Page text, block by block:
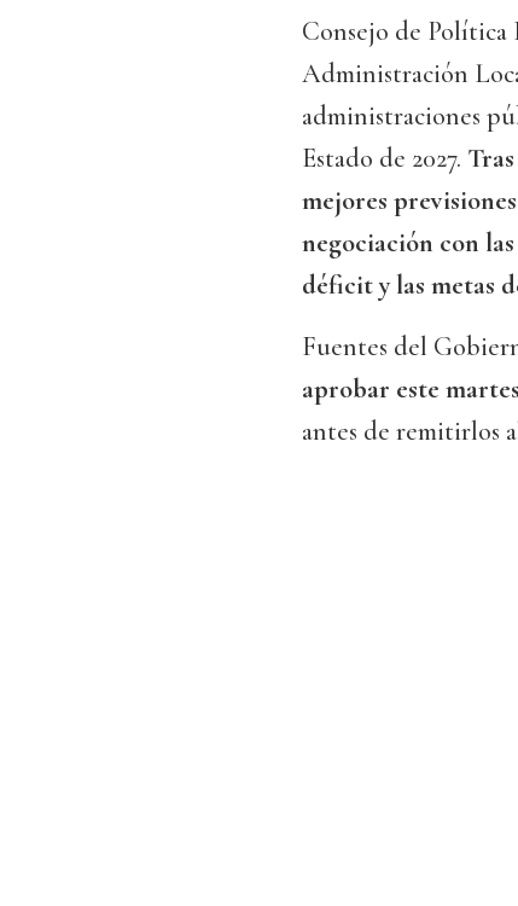
Consejo de Política
Administración
administraciones
Estado de 2027.
mejores
negociación con
déficit y las metas
Fuentes del
aprobar este
antes de remitirlos